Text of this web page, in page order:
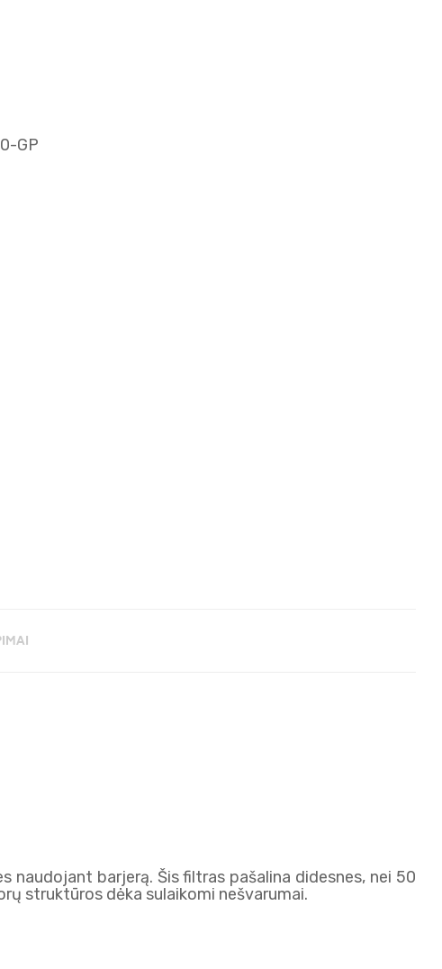
GP
naudojant barjerą. Šis filtras pašalina didesnes, nei 50
struktūros dėka sulaikomi nešvarumai.